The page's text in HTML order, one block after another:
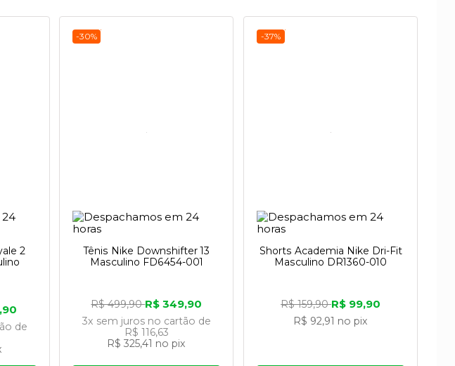
claro: levar crianças a praticar esportes para que elas
e bem-sucedidas.
2
de
-30%
Tênis Nike Downshifter 13
Masculino FD6454-001
R$ 499,90R$ 349,90
3x sem juros no cartão de
R$ 116,63
R$ 325,41 no pix
-37%
Shorts Academia Nike Dri-Fit
Masculino DR1360-010
R$ 159,90R$ 99,90
R$ 92,91 no pix